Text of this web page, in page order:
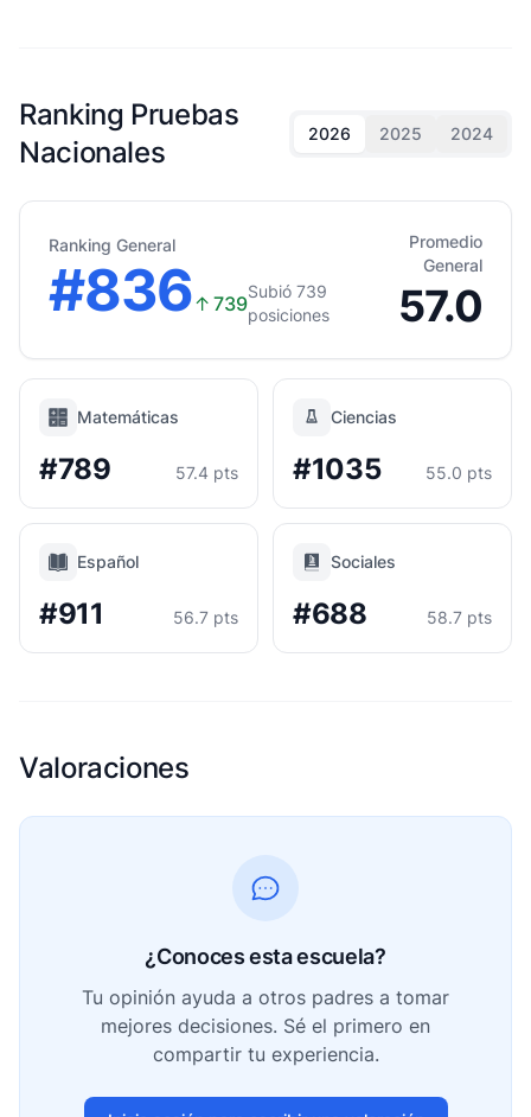
Ranking Pruebas
Nacionales
2026 2025 2024
Ranking General
#836↑ 739
Subió 739
posiciones
Promedio
General
57.0
Matemáticas
#789 57.4 pts
Ciencias
#1035 55.0 pts
Español
#911 56.7 pts
Sociales
#688 58.7 pts
Valoraciones
¿Conoces esta escuela?
Tu opinión ayuda a otros padres a tomar
mejores decisiones. Sé el primero en
compartir tu experiencia.